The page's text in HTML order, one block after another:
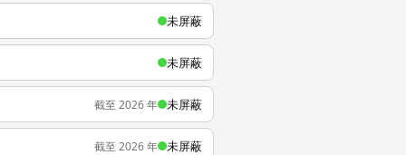
未屏蔽
未屏蔽
截至 2026 年 未屏蔽
截至 2026 年 未屏蔽